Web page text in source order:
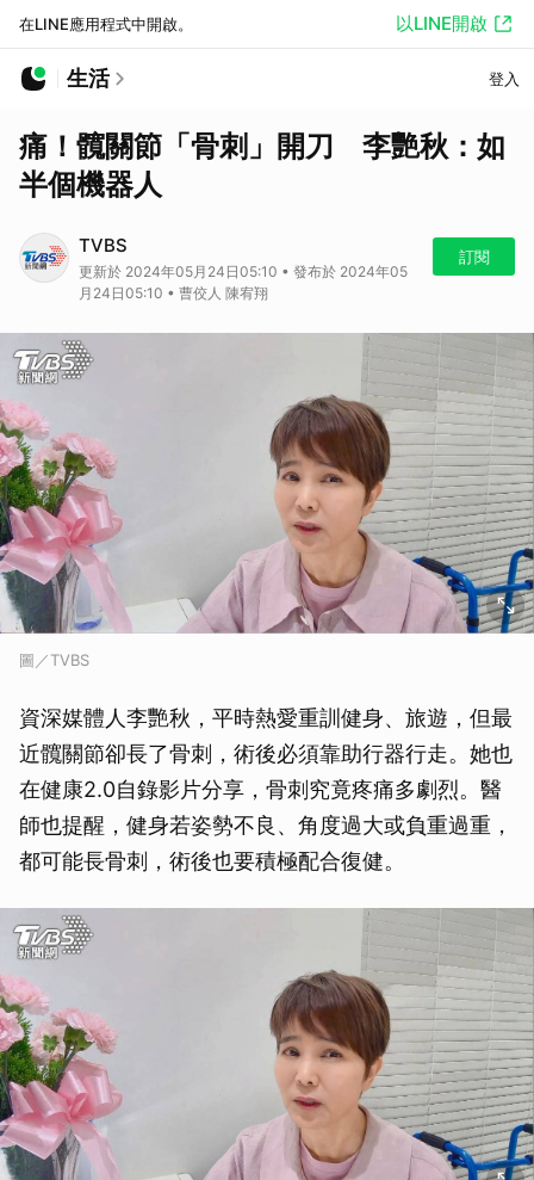
在LINE應用程式中開啟。 以LINE開啟
生活 登入
痛！髖關節「骨刺」開刀 李艷秋：如
半個機器人
TVBS
更新於 2024年05月24日05:10 • 發布於 2024年05
月24日05:10 • 曹佼人 陳宥翔
訂閱
圖／TVBS
資深媒體人李艷秋，平時熱愛重訓健身、旅遊，但最
近髖關節卻長了骨刺，術後必須靠助行器行走。她也
在健康2.0自錄影片分享，骨刺究竟疼痛多劇烈。醫
師也提醒，健身若姿勢不良、角度過大或負重過重，
都可能長骨刺，術後也要積極配合復健。